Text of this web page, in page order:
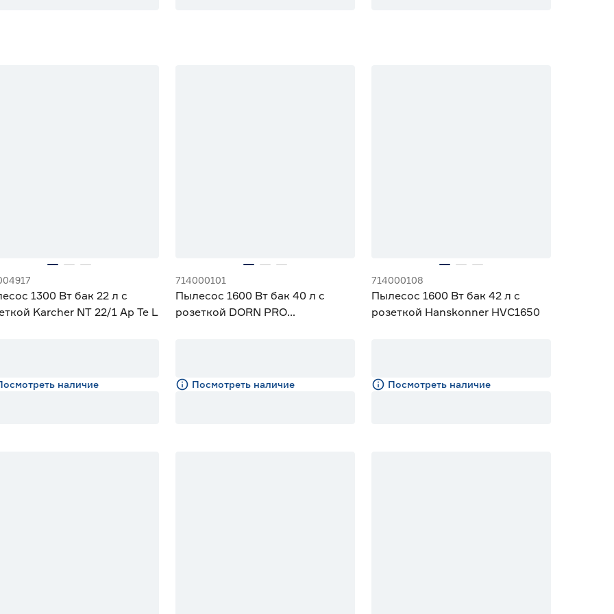
1300 Вт бак 22 л с
Karcher NT 22/1 Ap Te L
наличие
714000101
Пылесос 1600 Вт бак 40 л с
розеткой DORN PRO
Посмотреть наличие
714000108
Пылесос 1600 Вт бак 42 л с
розеткой Hanskonner HVC1650
Посмотреть наличие